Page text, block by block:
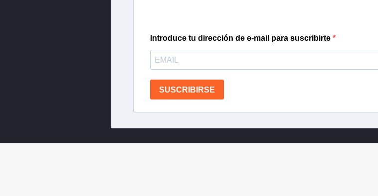
Introduce tu dirección de e-mail para suscribirte
SUSCRIBIRSE